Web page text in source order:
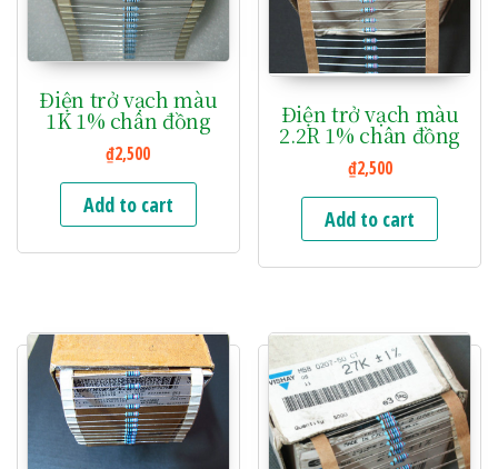
Điện trở vạch màu
1K 1% chân đồng
₫2,500
Add to cart
Điện trở vạch màu
2.2R 1% chân đồng
₫2,500
Add to cart